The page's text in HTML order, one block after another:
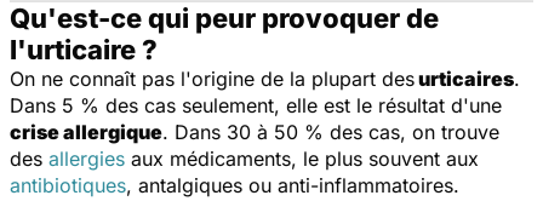
Qu'est-ce qui peur provoquer de
l'urticaire ?
On ne connaît pas l'origine de la plupart desurticaires.
Dans 5 % des cas seulement, elle est le résultat d'une
crise allergique. Dans 30 à 50 % des cas, on trouve
des allergies aux médicaments, le plus souvent aux
antibiotiques, antalgiques ou anti-inflammatoires.